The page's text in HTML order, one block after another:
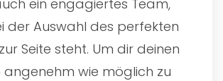
ein engagiertes Team,
der Auswahl des perfekten
Seite steht. Um dir deinen
angenehm wie möglich zu